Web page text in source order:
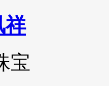
祥
宝